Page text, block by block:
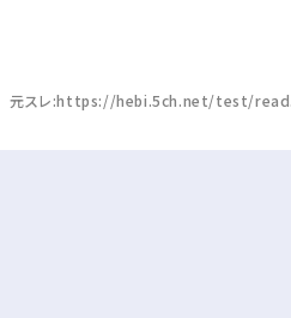
元スレ:https://hebi.5ch.net/test/